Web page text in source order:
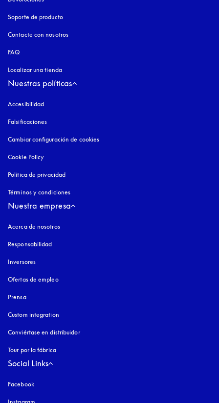
Soporte de producto
Contacte con nosotros
FAQ
Localizar una tienda
Nuestras políticas
Accesibilidad
Falsificaciones
Cambiar configuración de cookies
Cookie Policy
Política de privacidad
Términos y condiciones
Nuestra empresa
Acerca de nosotros
Responsabilidad
Inversores
Ofertas de empleo
Prensa
Custom integration
Conviértase en distribuidor
Tour por la fábrica
Social Links
Facebook